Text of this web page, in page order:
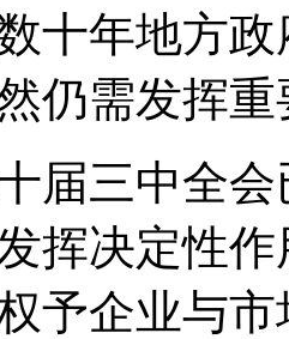
十年地方
仍需发挥
届三中全
挥决定性
予企业与